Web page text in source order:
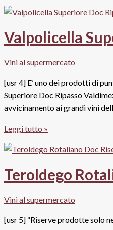
di
Matelica
Riserva
Cambrugiano,
Belisario
Valpolicella
Vini al supermercato
[usr 4] E’ uno dei prodotti di
Superiore Doc Ripasso
avvicinamento ai grandi vini
Valpolicella
Doc
Valdimezzo
Sartori
Leggi tutto »
Teroldego
Vini al supermercato
[usr 5] “Riserve prodotte solo